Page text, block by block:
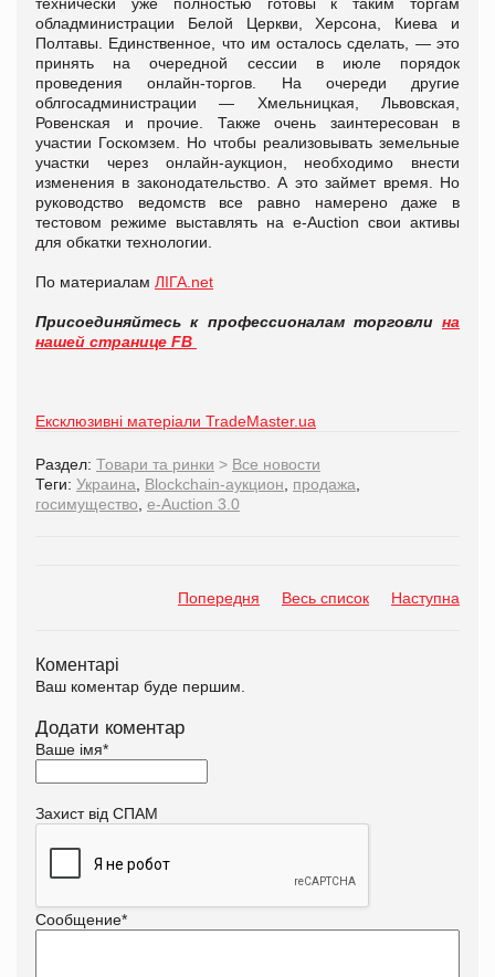
обладминистрации Белой Церкви, Херсона, Киева и
Полтавы. Единственное, что им осталось сделать, — это
принять на очередной сессии в июле порядок
проведения онлайн-торгов. На очереди другие
облгосадминистрации — Хмельницкая, Львовская,
Ровенская и прочие. Также очень заинтересован в
участии Госкомзем. Но чтобы реализовывать земельные
участки через онлайн-аукцион, необходимо внести
изменения в законодательство. А это займет время. Но
руководство ведомств все равно намерено даже в
тестовом режиме выставлять на e-Аuction свои активы
для обкатки технологии.
По материалам ЛІГА.net
Присоединяйтесь к профессионалам торговли на
нашей странице FB
Ексклюзивні матеріали TradeMaster.ua
Раздел: Товари та ринки > Все новости
Теги: Украина Blockchain-аукцион продажа
гоcимущество e-Auction 3.0
Попередня Весь список Наступна
Коментарі
Ваш коментар буде першим.
Додати коментар
Ваше імя*
Захист від СПАМ
Сообщение*